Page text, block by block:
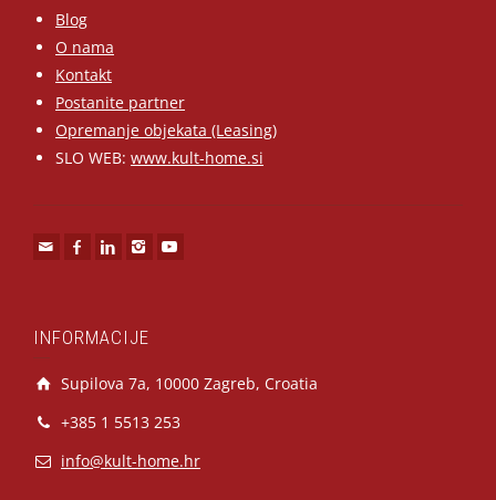
Blog
O nama
Kontakt
Postanite partner
Opremanje objekata (Leasing)
SLO WEB: www.kult-home.si
INFORMACIJE
Supilova 7a, 10000 Zagreb, Croatia
+385 1 5513 253
info@kult-home.hr